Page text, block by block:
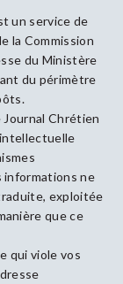
un service de
la Commission
du Ministère
du périmètre
Chrétien
informations ne
exploitée
que ce
qui viole vos